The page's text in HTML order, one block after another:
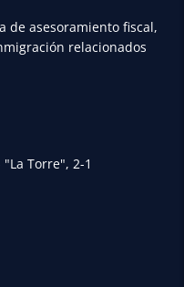
de asesoramiento fiscal,
relacionados
Torre", 2-1